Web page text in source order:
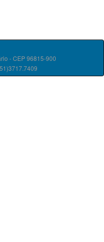
- CEP 96815-900